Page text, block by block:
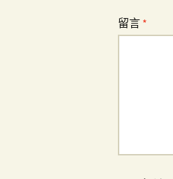
留言 *